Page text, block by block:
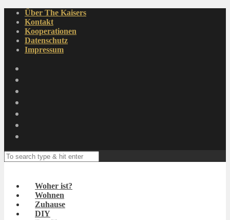
Über The Kaisers
Kontakt
Kooperationen
Datenschutz
Impressum
Woher ist?
Wohnen
Zuhause
DIY